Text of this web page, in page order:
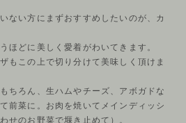
ない方にまずおすすめしたいのが、カ
ほどに美しく愛着がわいてきます。
もこの上で切り分けて美味しく頂けま
ちろん、生ハムやチーズ、アボガドな
前菜に。お肉を焼いてメインディッシ
せのお野菜で堰き止めて）。